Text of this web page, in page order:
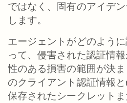
ではなく、固有のアイデ
します。
エージェントがどのよう
って、侵害された認証情
性のある損害の範囲が決
のクライアント認証情報と
保存されたシークレット